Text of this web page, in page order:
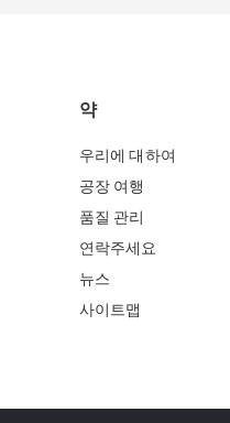
약
우리에 대하여
공장 여행
품질 관리
연락주세요
뉴스
사이트맵